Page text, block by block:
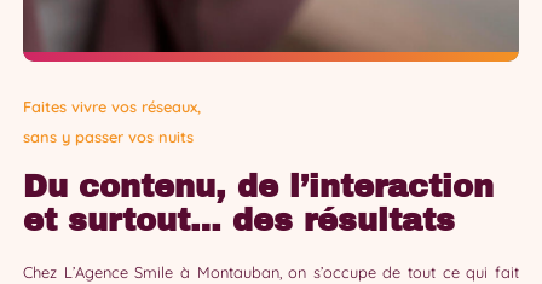
Faites vivre vos réseaux,
sans y passer vos nuits
Du contenu, de l’interaction
et surtout… des résultats
Chez L’Agence Smile à Montauban, on s’occupe de tout ce qui fait